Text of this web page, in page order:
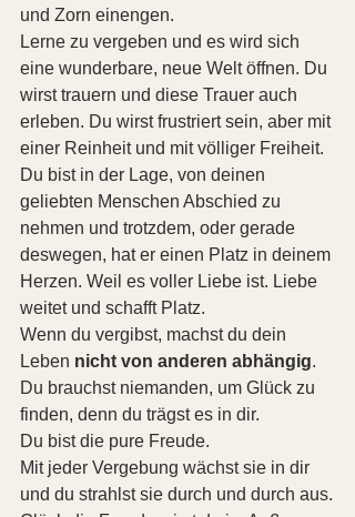
und Zorn einengen.
Lerne zu vergeben und es wird sich
eine wunderbare, neue Welt öffnen. Du
wirst trauern und diese Trauer auch
erleben. Du wirst frustriert sein, aber mit
einer Reinheit und mit völliger Freiheit.
Du bist in der Lage, von deinen
geliebten Menschen Abschied zu
nehmen und trotzdem, oder gerade
deswegen, hat er einen Platz in deinem
Herzen. Weil es voller Liebe ist. Liebe
weitet und schafft Platz.
Wenn du vergibst, machst du dein
Leben nicht von anderen abhängig.
Du brauchst niemanden, um Glück zu
finden, denn du trägst es in dir.
Du bist die pure Freude.
Mit jeder Vergebung wächst sie in dir
und du strahlst sie durch und durch aus.